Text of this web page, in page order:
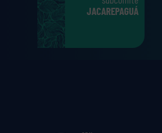
JACAREPAGUÁ